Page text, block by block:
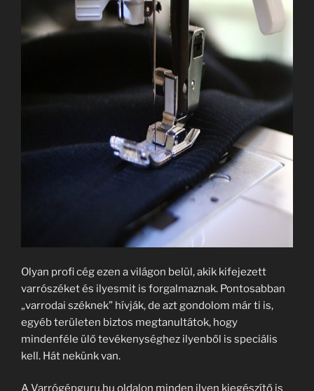
Olyan profi cég ezen a világon belül, akik kifejezett
varrószéket és ilyesmit is forgalmaznak. Pontosabban
„varrodai széknek” hívják, de azt gondolom már ti is,
egyéb területen biztos megtanultátok, hogy
mindenféle ülő tevékenységhez ilyenből is speciális
kell. Hát nekünk van.
A Varrógépguru.hu oldalon minden ilyen kiegészítő is